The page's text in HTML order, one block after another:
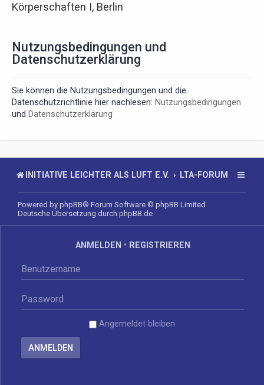
Körperschaften I, Berlin
Nutzungsbedingungen und
Datenschutzerklärung
Sie können die Nutzungsbedingungen und die
Datenschutzrichtlinie hier nachlesen: Nutzungsbedingungen
und Datenschutzerklärung
INITIATIVE LEICHTER ALS LUFT E.V. LTA-FORUM
Powered by phpBB® Forum Software © phpBB Limited
Deutsche Übersetzung durch phpBB.de
ANMELDEN • REGISTRIEREN
Angemeldet bleiben